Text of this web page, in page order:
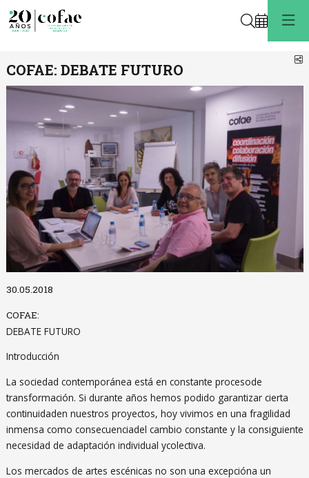
Buscar
COFAE: DEBATE FUTURO
30.05.2018
COFAE:
DEBATE FUTURO
Introducción
La sociedad contemporánea está en constante procesode
transformación. Si durante años hemos podido garantizar cierta
continuidaden nuestros proyectos, hoy vivimos en una fragilidad
inmensa como consecuenciadel cambio constante y la consiguiente
necesidad de adaptación individual ycolectiva.
Los mercados de artes escénicas no son una excepcióna un